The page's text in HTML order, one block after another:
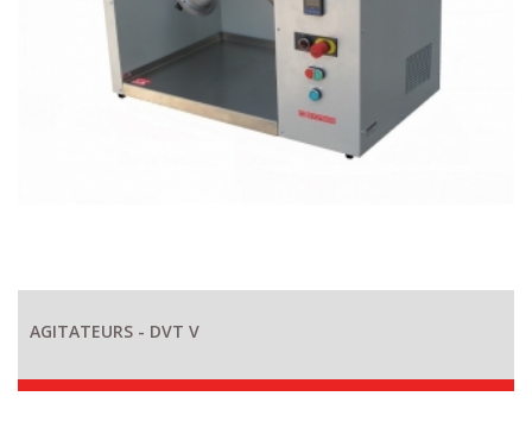
AGITATEURS - DVT V